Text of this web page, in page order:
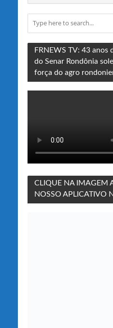
FRNEWS TV: 43 anos
do Senar Rondônia
força do agro
CLIQUE NA IMAGEM
NOSSO APLICATIVO